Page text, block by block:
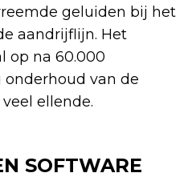
geluiden bij het
aandrijflijn. Het
op na 60.000
van de
ellende.
SOFTWARE